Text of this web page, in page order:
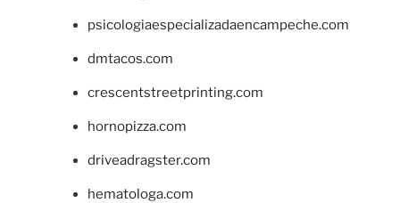
psicologiaespecializadaencampeche.com
dmtacos.com
crescentstreetprinting.com
hornopizza.com
driveadragster.com
hematologa.com